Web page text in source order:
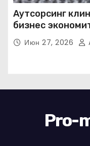
Аутсорсинг
бизнес
Июн 27, 2026
Pro-